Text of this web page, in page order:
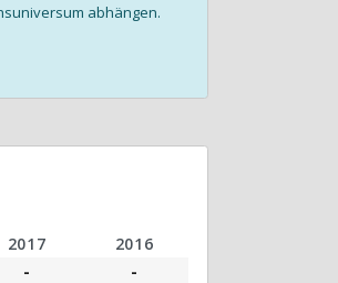
abhängen.
2017
2016
- -